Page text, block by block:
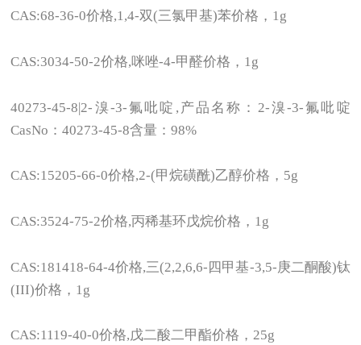
CAS:68-36-0价格,1,4-双(三氯甲基)苯价格，1g
CAS:3034-50-2价格,咪唑-4-甲醛价格，1g
40273-45-8|2- 溴-3-氟吡啶,产品名称：2-溴-3-氟吡啶
CasNo：40273-45-8含量：98%
CAS:15205-66-0价格,2-(甲烷磺酰)乙醇价格，5g
CAS:3524-75-2价格,丙稀基环戊烷价格，1g
CAS:181418-64-4价格,三(2,2,6,6-四甲基-3,5-庚二酮酸)钛
(III)价格，1g
CAS:1119-40-0价格,戊二酸二甲酯价格，25g